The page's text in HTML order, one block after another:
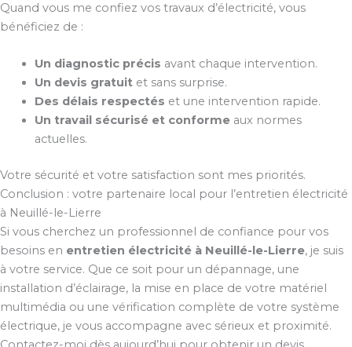
Quand vous me confiez vos travaux d’électricité, vous
bénéficiez de :
Un diagnostic précis avant chaque intervention.
Un devis gratuitet sans surprise.
Des délais respectés et une intervention rapide.
Un travail sécurisé et conformeaux normes
actuelles.
Votre sécurité et votre satisfaction sont mes priorités.
Conclusion : votre partenaire local pour l’entretien électricité
à Neuillé-le-Lierre
Si vous cherchez un professionnel de confiance pour vos
besoins en entretien électricité à Neuillé-le-Lierre, je suis
à votre service. Que ce soit pour un dépannage, une
installation d’éclairage, la mise en place de votre matériel
multimédia ou une vérification complète de votre système
électrique, je vous accompagne avec sérieux et proximité.